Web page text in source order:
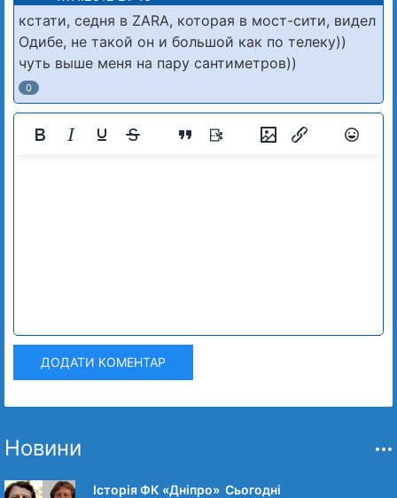
кстати, седня в ZARA, которая в мост-сити, видел
Одибе, не такой он и большой как по телеку))
чуть выше меня на пару сантиметров))
0
ДОДАТИ КОМЕНТАР
Новини
Історія ФК «Дніпро» Сьогодні